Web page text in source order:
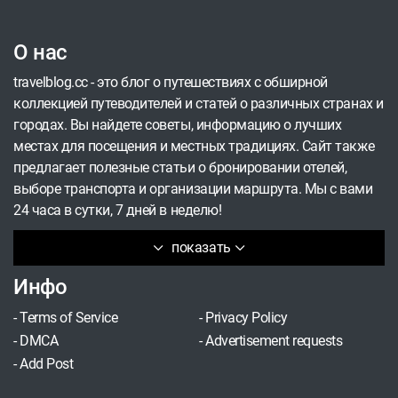
пандемия повлияет на изменение климата,
дикую природу, количество мусора и наши
ежедневные привычки.
О нас
показать
travelblog.cc - это блог о путешествиях с обширной
коллекцией путеводителей и статей о различных странах и
городах. Вы найдете советы, информацию о лучших
местах для посещения и местных традициях. Сайт также
предлагает полезные статьи о бронировании отелей,
выборе транспорта и организации маршрута. Мы с вами
24 часа в сутки, 7 дней в неделю!
Инфо
-Terms of Service - Privacy Policy
- DMCA -Advertisement requests
-Add Post